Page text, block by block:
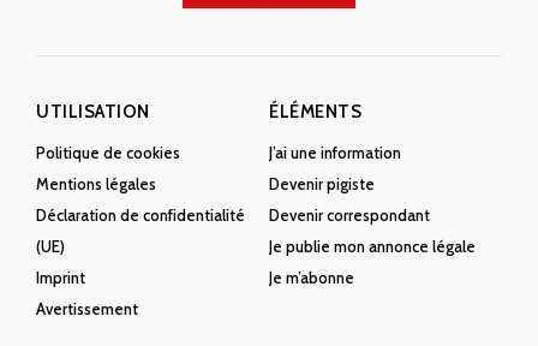
UTILISATION
Politique de cookies
Mentions légales
Déclaration de confidentialité
(UE)
Imprint
Avertissement
ÉLÉMENTS
J’ai une information
Devenir pigiste
Devenir correspondant
Je publie mon annonce légale
Je m’abonne